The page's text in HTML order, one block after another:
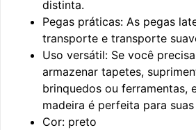
distinta.
Pegas práticas: As pegas
transporte e transporte
Uso versátil: Se você
armazenar tapetes,
brinquedos ou ferramentas,
madeira é perfeita para
Cor: preto